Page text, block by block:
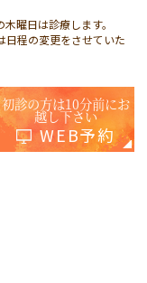
曜日は診療します。
日程の変更をさせていた
初診の方は10分前にお
越し下さい
WEB予約